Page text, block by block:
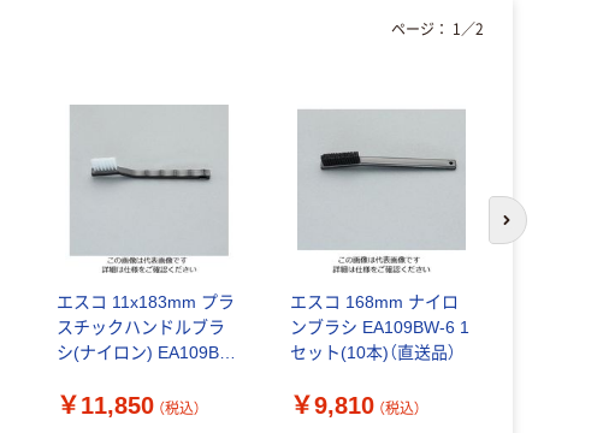
エスコ 11x183mm プラ
スチックハンドルブラ
シ(ナイロン) EA109BW-
品）
￥11,850 （税込）
エスコ 168mm ナイロ
ンブラシ EA109BW-6 1
セット(10本)（直送品）
￥9,810 （税込）
ページ： 1 ／2
次のスライド